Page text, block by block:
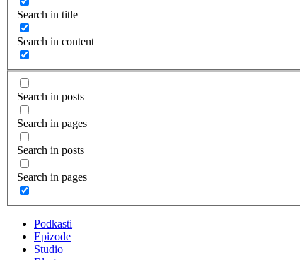
Search in title
Search in content
Search in posts
Search in pages
Search in posts
Search in pages
Podkasti
Epizode
Studio